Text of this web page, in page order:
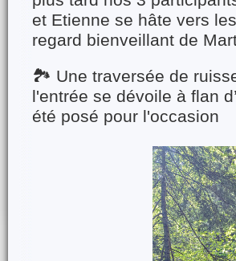
et Etienne se hâte vers
regard bienveillant de
🏞️ Une traversée de
l'entrée se dévoile à flan
été posé pour l'occasion